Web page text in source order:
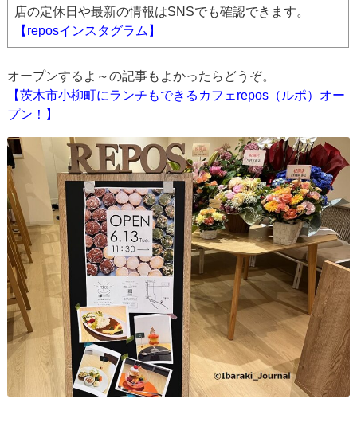
店の定休日や最新の情報はSNSでも確認できます。
【reposインスタグラム】
オープンするよ～の記事もよかったらどうぞ。
【茨木市小柳町にランチもできるカフェrepos（ルポ）オー
プン！】